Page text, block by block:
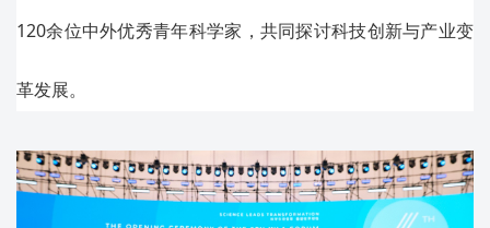
120余位中外优秀青年科学家，共同探讨科技创新与产业变
革发展。